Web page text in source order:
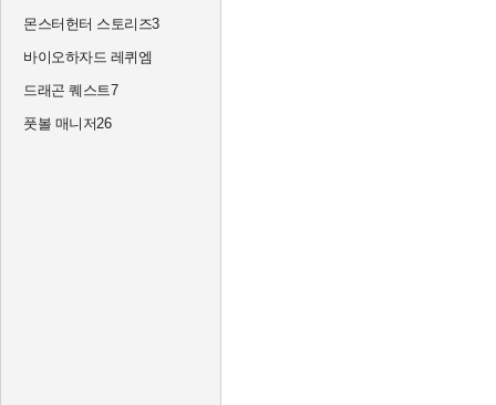
몬스터헌터 스토리즈3
바이오하자드 레퀴엠
드래곤 퀘스트7
풋볼 매니저26